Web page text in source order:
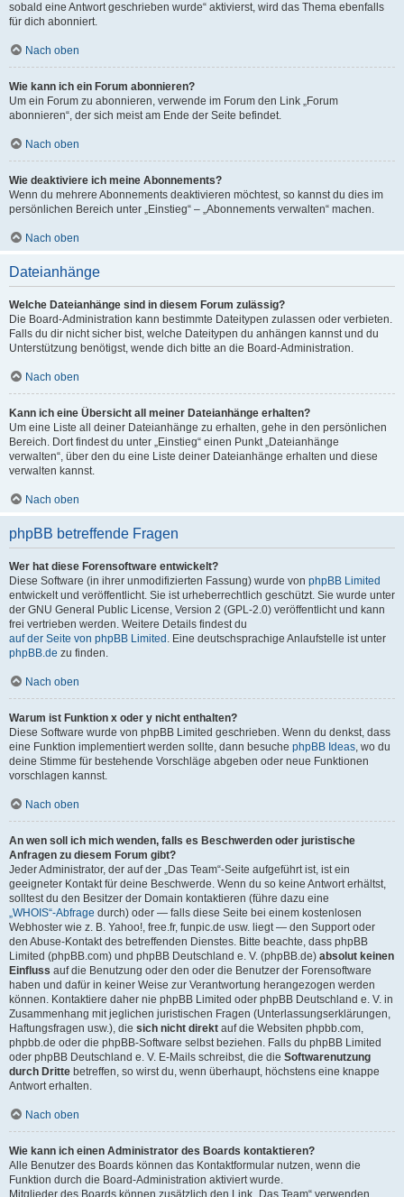
sobald eine Antwort geschrieben wurde“ aktivierst, wird das Thema ebenfalls
für dich abonniert.
Nach oben
Wie kann ich ein Forum abonnieren?
Um ein Forum zu abonnieren, verwende im Forum den Link „Forum
abonnieren“, der sich meist am Ende der Seite befindet.
Nach oben
Wie deaktiviere ich meine Abonnements?
Wenn du mehrere Abonnements deaktivieren möchtest, so kannst du dies im
persönlichen Bereich unter „Einstieg“ – „Abonnements verwalten“ machen.
Nach oben
Dateianhänge
Welche Dateianhänge sind in diesem Forum zulässig?
Die Board-Administration kann bestimmte Dateitypen zulassen oder verbieten.
Falls du dir nicht sicher bist, welche Dateitypen du anhängen kannst und du
Unterstützung benötigst, wende dich bitte an die Board-Administration.
Nach oben
Kann ich eine Übersicht all meiner Dateianhänge erhalten?
Um eine Liste all deiner Dateianhänge zu erhalten, gehe in den persönlichen
Bereich. Dort findest du unter „Einstieg“ einen Punkt „Dateianhänge
verwalten“, über den du eine Liste deiner Dateianhänge erhalten und diese
verwalten kannst.
Nach oben
phpBB betreffende Fragen
Wer hat diese Forensoftware entwickelt?
Diese Software (in ihrer unmodifizierten Fassung) wurde von phpBB Limited
entwickelt und veröffentlicht. Sie ist urheberrechtlich geschützt. Sie wurde unter
der GNU General Public License, Version 2 (GPL-2.0) veröffentlicht und kann
frei vertrieben werden. Weitere Details findest du
auf der Seite von phpBB Limited . Eine deutschsprachige Anlaufstelle ist unter
phpBB.de zu finden.
Nach oben
Warum ist Funktion x oder y nicht enthalten?
Diese Software wurde von phpBB Limited geschrieben. Wenn du denkst, dass
eine Funktion implementiert werden sollte, dann besuche phpBB Ideas, wo du
deine Stimme für bestehende Vorschläge abgeben oder neue Funktionen
vorschlagen kannst.
Nach oben
An wen soll ich mich wenden, falls es Beschwerden oder juristische
Anfragen zu diesem Forum gibt?
Jeder Administrator, der auf der „Das Team“-Seite aufgeführt ist, ist ein
geeigneter Kontakt für deine Beschwerde. Wenn du so keine Antwort erhältst,
solltest du den Besitzer der Domain kontaktieren (führe dazu eine
„WHOIS“-Abfrage durch) oder — falls diese Seite bei einem kostenlosen
Webhoster wie z. B. Yahoo!, free.fr, funpic.de usw. liegt — den Support oder
den Abuse-Kontakt des betreffenden Dienstes. Bitte beachte, dass phpBB
Limited (phpBB.com) und phpBB Deutschland e. V. (phpBB.de) absolut keinen
Einfluss auf die Benutzung oder den oder die Benutzer der Forensoftware
haben und dafür in keiner Weise zur Verantwortung herangezogen werden
können. Kontaktiere daher nie phpBB Limited oder phpBB Deutschland e. V. in
Zusammenhang mit jeglichen juristischen Fragen (Unterlassungserklärungen,
Haftungsfragen usw.), die sich nicht direkt auf die Websiten phpbb.com,
phpbb.de oder die phpBB-Software selbst beziehen. Falls du phpBB Limited
oder phpBB Deutschland e. V. E-Mails schreibst, die die Softwarenutzung
durch Dritte betreffen, so wirst du, wenn überhaupt, höchstens eine knappe
Antwort erhalten.
Nach oben
Wie kann ich einen Administrator des Boards kontaktieren?
Alle Benutzer des Boards können das Kontaktformular nutzen, wenn die
Funktion durch die Board-Administration aktiviert wurde.
Mitglieder des Boards können zusätzlich den Link „Das Team“ verwenden.